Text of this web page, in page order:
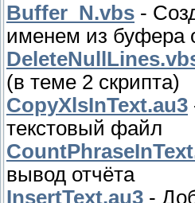
Buffer_N.vbs -
именем из буфера
(в теме 2 скрипта)
CopyXlsInText.au3
текстовый файл
вывод отчёта
InsertText.au3 -